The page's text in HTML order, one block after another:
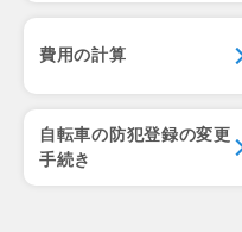
費用の計算
自転車の防犯登録の変更
手続き